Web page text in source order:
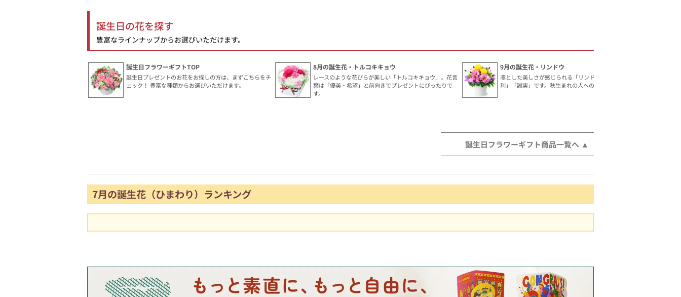
誕生日の花を探す
豊富なラインナップからお選びいただけます。
誕生日フラワーギフトTOP
誕生日プレゼントのお花をお探しの方は、まずこちらをチ
ェック！ 豊富な種類からお選びいただけます。
8月の誕生花・トルコキキョウ
レースのような花びらが美しい「トルコキキョウ」。花言
葉は「優美・希望」と前向きでプレゼントにぴったりで
す。
9月の誕生花・リンドウ
凛とした美しさが感じられる「リンドウ」。花言葉は「勝
利」「誠実」です。秋生まれの人へのギフトにおすすめ。
誕生日フラワーギフト商品一覧へ
7月の誕生花（ひまわり）ランキング